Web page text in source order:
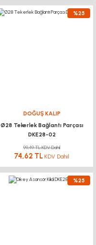
%25
DOĞUŞ KALIP
Ø28 Tekerlek Bağlantı Parçası
DKE28-02
99,49 TL KDV Dahil
74,62 TL KDV Dahil
%25